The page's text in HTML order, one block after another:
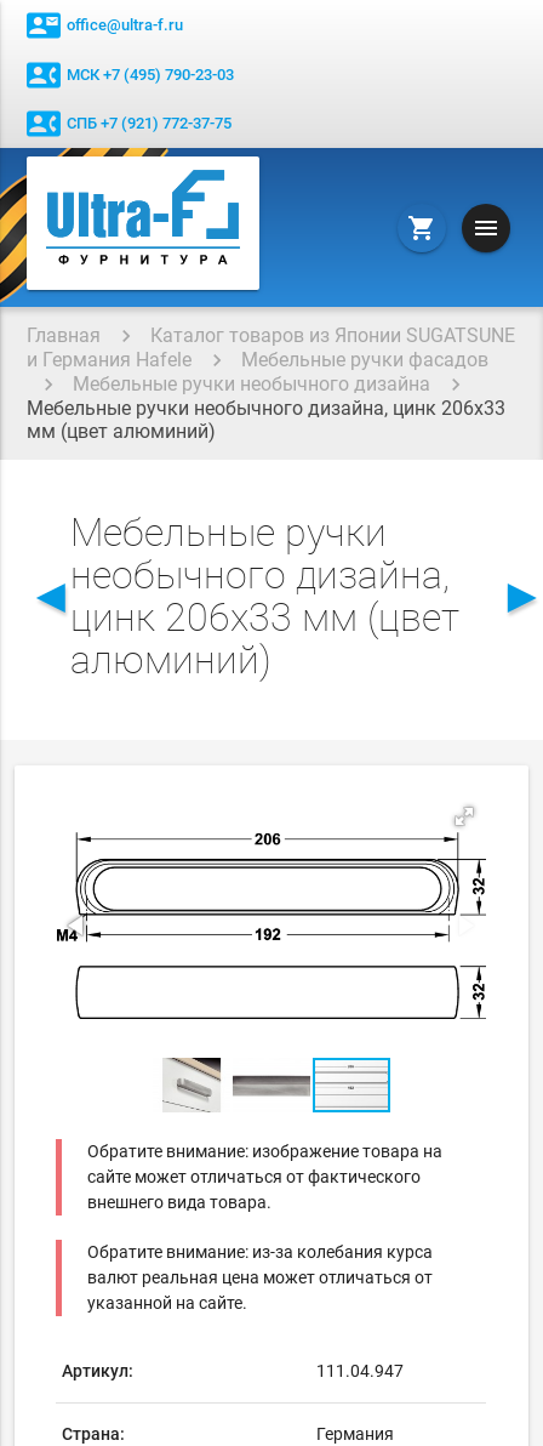
contact_mail office@ultra-f.ru
contact_phone МСК +7 (495) 790-23-03
contact_phone СПБ +7 (921) 772-37-75
shopping_cart menu
Главная
Каталог товаров из Японии SUGATSUNE
и Германия Hafele
Мебельные ручки фасадов
Мебельные ручки необычного дизайна
Мебельные ручки необычного дизайна, цинк 206x33
мм (цвет алюминий)
◄
Мебельные ручки
необычного дизайна,
цинк 206x33 мм (цвет
алюминий)
Обратите внимание: изображение товара на
сайте может отличаться от фактического
внешнего вида товара.
Обратите внимание: из-за колебания курса
валют реальная цена может отличаться от
указанной на сайте.
Артикул: 111.04.947
Страна: Германия